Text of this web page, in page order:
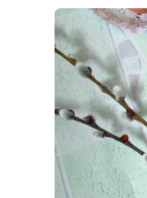
Мясо по-французьки
Шинка
Рецепти із фаршу